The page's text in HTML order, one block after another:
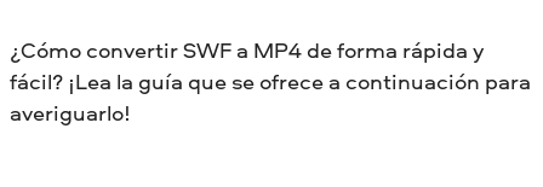
¿Cómo convertir SWF a MP4 de forma rápida y
fácil? ¡Lea la guía que se ofrece a continuación para
averiguarlo!